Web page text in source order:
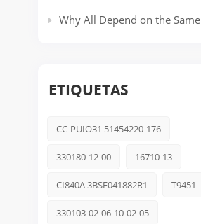
Why All Depend on the Same Safety Platform: Triconex
ETIQUETAS
CC-PUIO31 51454220-176
330180-12-00 16710-13
CI840A 3BSE041882R1 T9451
330103-02-06-10-02-05